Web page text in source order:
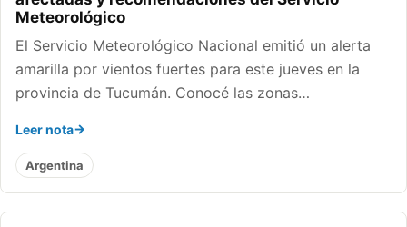
Meteorológico
El Servicio Meteorológico Nacional emitió un alerta
amarilla por vientos fuertes para este jueves en la
provincia de Tucumán. Conocé las zonas…
Leer nota
Argentina